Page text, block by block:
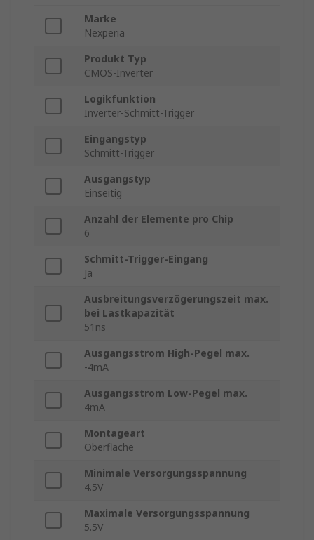
Marke
Nexperia
Produkt Typ
CMOS-Inverter
Logikfunktion
Inverter-Schmitt-Trigger
Eingangstyp
Schmitt-Trigger
Ausgangstyp
Einseitig
Anzahl der Elemente pro Chip
6
Schmitt-Trigger-Eingang
Ja
Ausbreitungsverzögerungszeit max.
bei Lastkapazität
51ns
Ausgangsstrom High-Pegel max.
-4mA
Ausgangsstrom Low-Pegel max.
4mA
Montageart
Oberfläche
Minimale Versorgungsspannung
4.5V
Maximale Versorgungsspannung
5.5V